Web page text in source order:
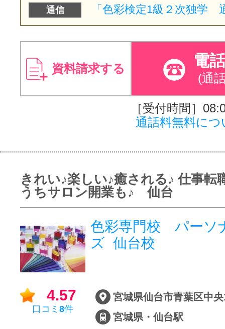
通信
資料請求する 電
(通
［受付時間］
通話料無料につ
きれい♪楽しい♪癒される♪ 仕事転
うちサロン開業も♪ 仙台
色彩専門校 パーソ
ズ 仙台校
4.57
口コミ 8件
宮城県・仙台駅